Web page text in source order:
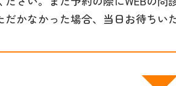
かなかった場合、当日お待ちい